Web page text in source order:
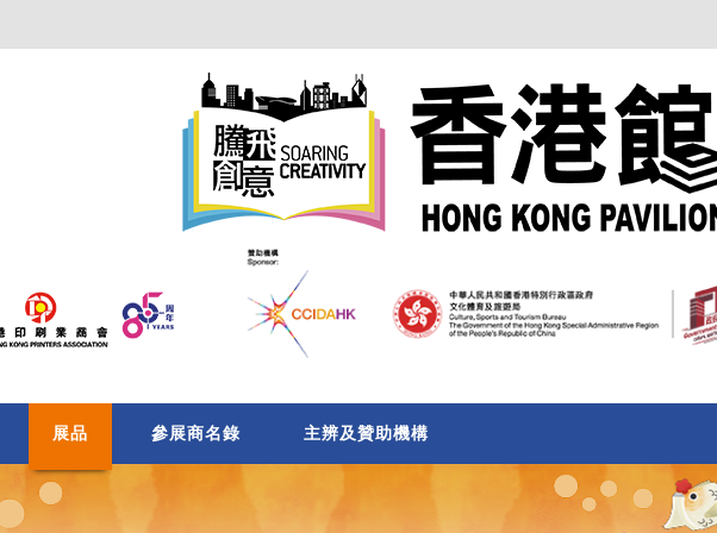
展品 參展商名錄 主辨及贊助機構